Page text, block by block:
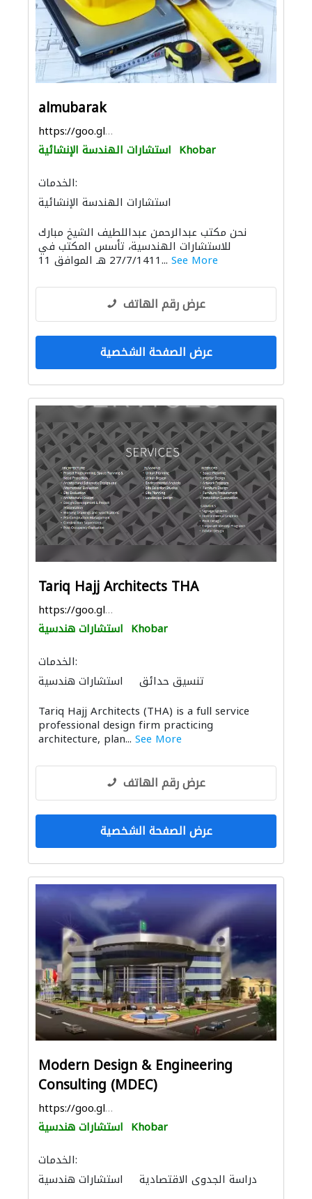
almubarak
https://goo.gl/maps/1T6gkLB593CMeTYQ9
استشارات الهندسة الإنشائية Khobar
الخدمات:
استشارات الهندسة الإنشائية
الأثاث والمفروشات المنزلية الأثاث المكتبي
الديكور الداخلي التصميم المعماري
نحن مكتب عبدالرحمن عبداللطيف الشيخ مبارك
للاستشارات الهندسية، تأسس المكتب في
27/7/1411 هـ الموافق 11... See More
عرض رقم الهاتف
عرض الصفحة الشخصية
Tariq Hajj Architects THA
https://goo.gl/maps/16rh2x63RjKK5utP7
استشارات هندسية Khobar
الخدمات:
استشارات هندسية
تنسيق حدائق
استشارات بيئية الأثاث والمفروشات المنزلية
الأثاث المكتبي الديكور الداخلي
النمذجة والتصوير ثلاثي الأبعاد
Tariq Hajj Architects (THA) is a full service
professional design firm practicing
architecture, plan... See More
عرض رقم الهاتف
عرض الصفحة الشخصية
Modern Design & Engineering
Consulting (MDEC)
https://goo.gl/maps/FRiuPUL6TS3uaodg9
استشارات هندسية Khobar
الخدمات:
استشارات هندسية
دراسة الجدوى الاقتصادية